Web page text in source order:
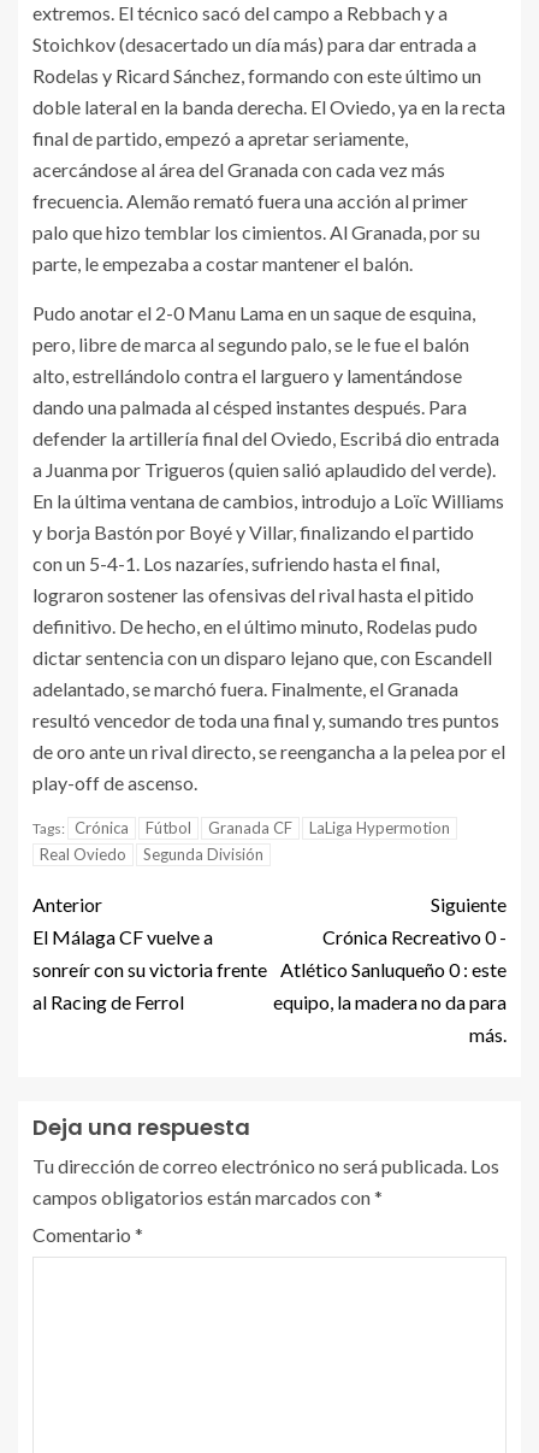
extremos. El técnico sacó del campo a Rebbach y a
Stoichkov (desacertado un día más) para dar entrada a
Rodelas y Ricard Sánchez, formando con este último un
doble lateral en la banda derecha. El Oviedo, ya en la recta
final de partido, empezó a apretar seriamente,
acercándose al área del Granada con cada vez más
frecuencia. Alemão remató fuera una acción al primer
palo que hizo temblar los cimientos. Al Granada, por su
parte, le empezaba a costar mantener el balón.
Pudo anotar el 2-0 Manu Lama en un saque de esquina,
pero, libre de marca al segundo palo, se le fue el balón
alto, estrellándolo contra el larguero y lamentándose
dando una palmada al césped instantes después. Para
defender la artillería final del Oviedo, Escribá dio entrada
a Juanma por Trigueros (quien salió aplaudido del verde).
En la última ventana de cambios, introdujo a Loïc Williams
y borja Bastón por Boyé y Villar, finalizando el partido
con un 5-4-1. Los nazaríes, sufriendo hasta el final,
lograron sostener las ofensivas del rival hasta el pitido
definitivo. De hecho, en el último minuto, Rodelas pudo
dictar sentencia con un disparo lejano que, con Escandell
adelantado, se marchó fuera. Finalmente, el Granada
resultó vencedor de toda una final y, sumando tres puntos
de oro ante un rival directo, se reengancha a la pelea por el
play-off de ascenso.
Tags: Crónica Fútbol Granada CF
LaLiga Hypermotion
Real Oviedo
Segunda División
Anterior
El Málaga CF vuelve a
sonreír con su victoria frente
al Racing de Ferrol
Siguiente
Crónica Recreativo 0 -
Atlético Sanluqueño 0 : este
equipo, la madera no da para
más.
Deja una respuesta
Tu dirección de correo electrónico no será publicada. Los
campos obligatorios están marcados con*
Comentario *